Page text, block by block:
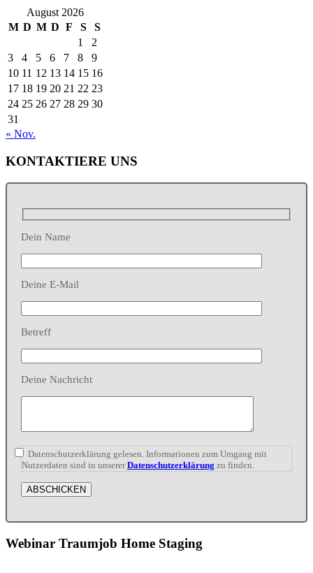
August 2026
M D M D F S
S
1
2
3
4 5 6 7 8
9
10 11 12 13 14 15 16
17 18 19 20 21 22 23
24 25 26 27 28 29 30
31
« Nov.
KONTAKTIERE UNS
Dein Name
Deine E-Mail
Betreff
Deine Nachricht
Datenschutzerklärung gelesen. Informationen zum Umgang mit
Nutzerdaten sind in unsererDatenschutzerklärung zu finden.
Webinar Traumjob Home Staging